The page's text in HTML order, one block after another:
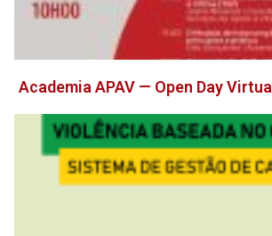
Academia APAV — Open Day